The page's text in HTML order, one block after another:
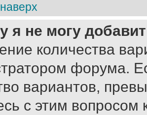
я не могу
количества
форума.
вариантов,
с этим вопросом